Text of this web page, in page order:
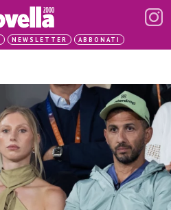
NEWSLETTER ABBONATI